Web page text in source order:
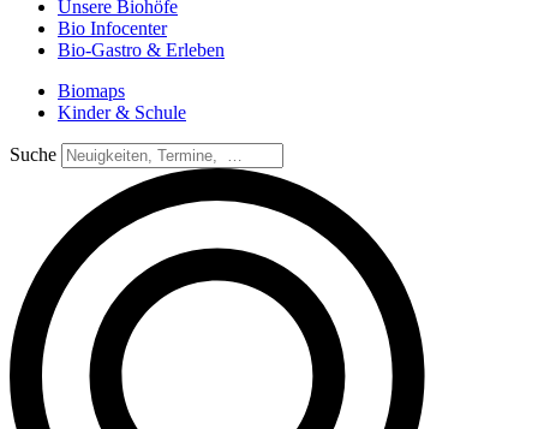
Unsere Biohöfe
Bio Infocenter
Bio-Gastro & Erleben
Biomaps
Kinder & Schule
Suche